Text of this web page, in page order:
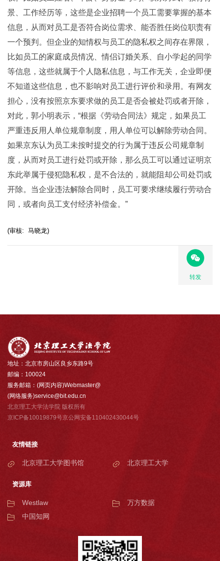
景、工作经历等，这些是企业招聘一个员工需要掌握的基本
信息，从而对员工是否符合岗位需求、能否胜任岗位职责有
一个预判。但企业的知情权与员工的隐私权之间存在界限，
比如员工的家庭成员情况、情侣订婚关系、自小学起的同学
等信息，这些就属于个人隐私信息，与工作无关，企业即便
不知道这些信息，也不影响对员工进行评价和录用。有网友
担心，没有按照京东要求做的员工是否会被处罚或者开除，
对此，郭小明表示，“根据《劳动合同法》规定，如果员工
严重违反用人单位规章制度，用人单位可以解除劳动合同。
如果京东认为员工未按时提交的行为属于违反公司规章制
度，从而对员工进行处罚或开除，那么员工可以通过证明京
东此举属于侵犯隐私权，是不合法的，就能阻却公司处罚或
开除。当企业违法解除合同时，员工可要求继续履行劳动合
同，或者向员工支付经济补偿金。”
(审核: 马晓龙)
转发
地址：北京市房山区良乡东路9号
邮编：100024
服务邮箱：(网页内容)Webmaster@
(网络服务)service@bit.edu.cn
北京理工大学法学院 版权所有
京ICP备10019879号京公网安备110402430044号
友情链接
北京理工大学图书馆 北京理工大学
资源库
Westlaw
万方数据
中国知网